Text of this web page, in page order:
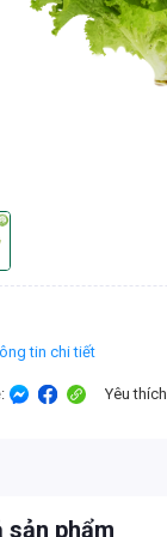
tin chi tiết
: Yêu thích
sản phẩm